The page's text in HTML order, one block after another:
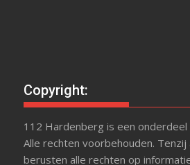
Copyright:
112 Hardenberg is een onderdeel
Alle rechten voorbehouden.
berusten alle rechten op